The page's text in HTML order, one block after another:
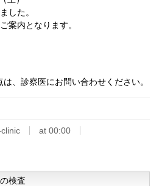
した。
案内となります。
、診察医にお問い合わせください。
at 00:00
検査